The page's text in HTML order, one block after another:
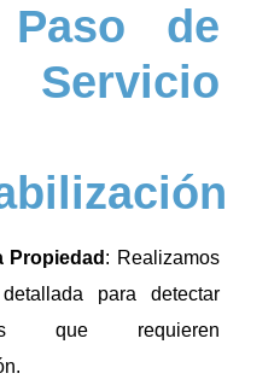
de
Servicio
Propiedad : Realizamos
para detectar
que requieren